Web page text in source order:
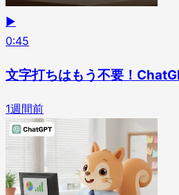
▶
0:45
文字打ちはもう不要！
1週間前